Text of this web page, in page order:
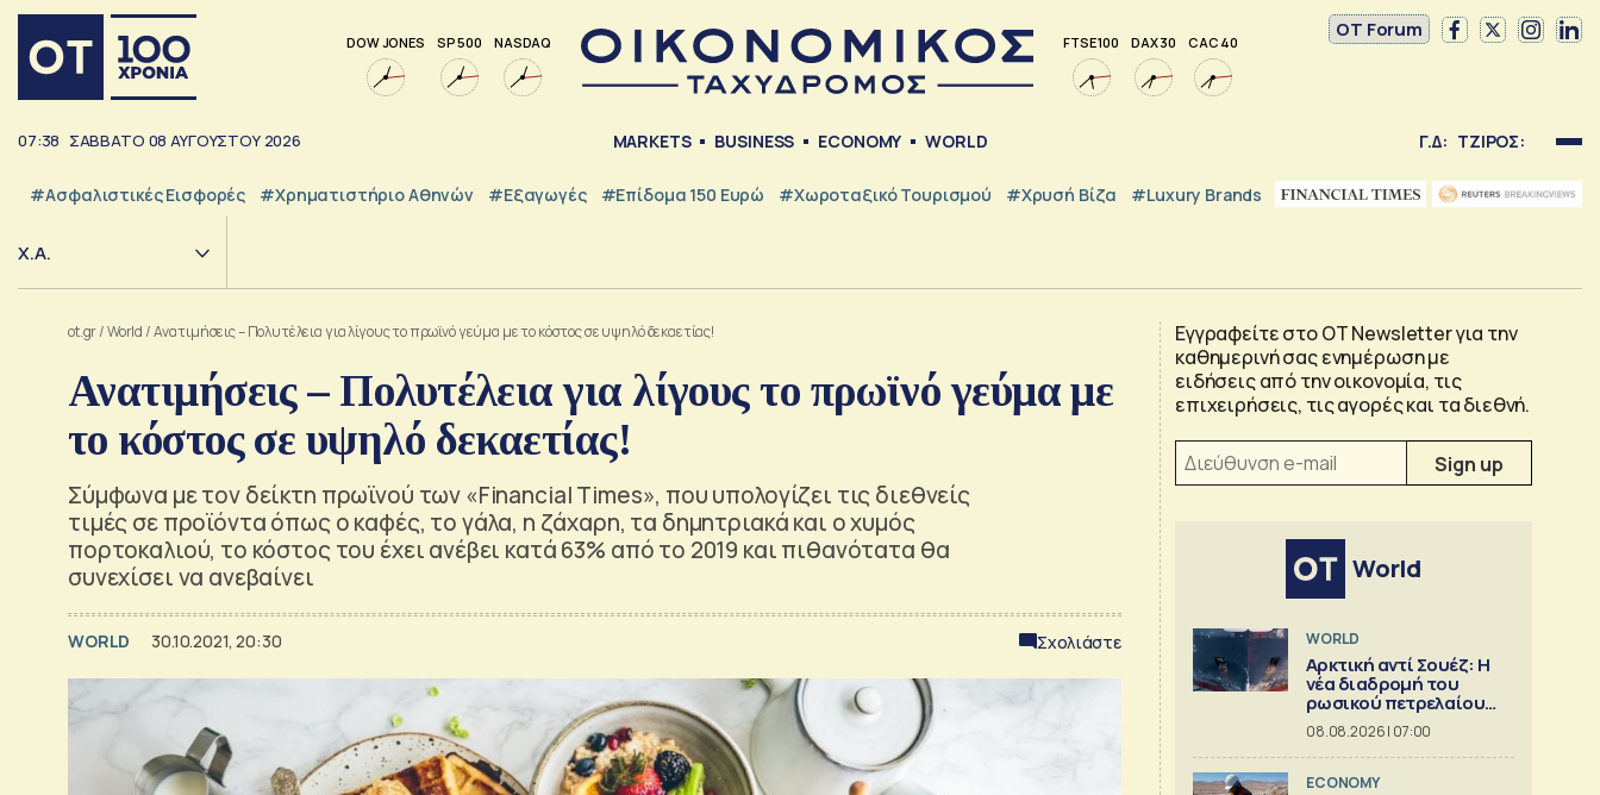
DOW JONES SP 500 NASDAQ FTSE 100 DAX 30 CAC 40
OT Forum
07:38 ΣΑΒΒΑΤΟ 08 ΑΥΓΟΥΣΤΟΥ 2026 MARKETS BUSINESS ECONOMY WORLD Γ.Δ: ΤΖΙΡΟΣ:
#Ασφαλιστικές Εισφορές #Χρηματιστήριο Αθηνών #εξαγωγές #Επίδομα 150 Ευρώ #Χωροταξικό Τουρισμού #Χρυσή Βίζα #luxury Brands
Χ.Α.
ot.gr/World /Ανατιμήσεις – Πολυτέλεια για λίγους το πρωϊνό γεύμα με το κόστος σε υψηλό δεκαετίας!
Ανατιμήσεις – Πολυτέλεια για λίγους το πρωϊνό γεύμα με
το κόστος σε υψηλό δεκαετίας!
Σύμφωνα με τον δείκτη πρωϊνού των «Financial Times», που υπολογίζει τις διεθνείς
τιμές σε προϊόντα όπως ο καφές, το γάλα, η ζάχαρη, τα δημητριακά και ο χυμός
πορτοκαλιού, το κόστος του έχει ανέβει κατά 63% από το 2019 και πιθανότατα θα
συνεχίσει να ανεβαίνει
WORLD 30.10.2021, 20:30 Σχολιάστε
Εγγραφείτε στο OT Newsletter για την
καθημερινή σας ενημέρωση με
ειδήσεις από την οικονομία, τις
επιχειρήσεις, τις αγορές και τα διεθνή.
World
WORLD
Αρκτική αντί Σουέζ: Η
νέα διαδρομή του
ρωσικού πετρελαίου
[Γράφημα]
08.08.2026 | 07:00
ECONOMY